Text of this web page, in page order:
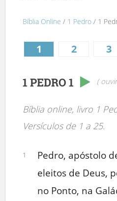
Bíblia Online / 1 Pedro / 1
1 2 3
1 PEDRO 1 (
Bíblia online, livro 1
Versículos de 1 a 25.
1
Pedro, apóstolo
eleitos de Deus,
no Ponto, na